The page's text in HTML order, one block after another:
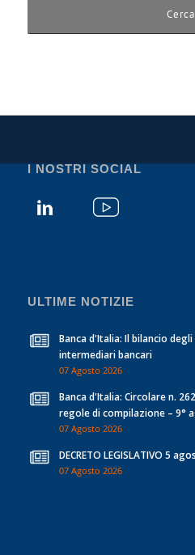
I NOSTRI SOCIAL
ULTIME NOTIZIE
Banca d'Italia: Il bilancio
intermediari bancari
07 Agosto 2026
Banca d'Italia: Circolare n.
regole di compilazione – 9°
07 Agosto 2026
DECRETO LEGISLATIVO 5
07 Agosto 2026